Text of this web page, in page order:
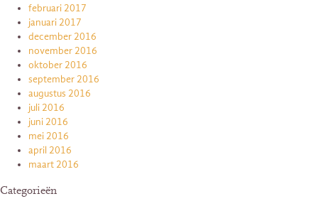
februari 2017
januari 2017
december 2016
november 2016
oktober 2016
september 2016
augustus 2016
juli 2016
juni 2016
mei 2016
april 2016
maart 2016
Categorieën